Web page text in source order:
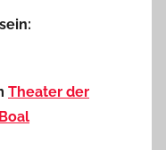
Theater der